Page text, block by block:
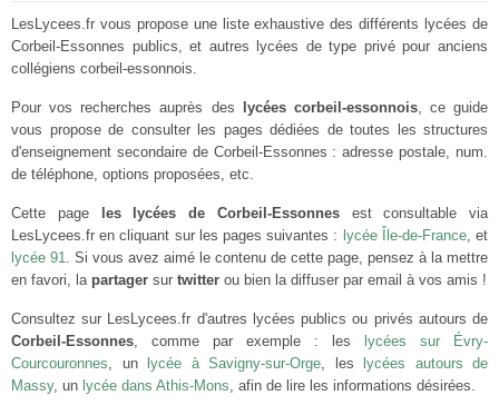
LesLycees.fr vous propose une liste exhaustive des différents lycées de
Corbeil-Essonnes publics, et autres lycées de type privé pour anciens
collégiens corbeil-essonnois.
Pour vos recherches auprès des lycées corbeil-essonnois, ce guide
vous propose de consulter les pages dédiées de toutes les structures
d'enseignement secondaire de Corbeil-Essonnes : adresse postale, num.
de téléphone, options proposées, etc.
Cette page les lycées de Corbeil-Essonnesest consultable via
LesLycees.fr en cliquant sur les pages suivantes : lycée Île-de-France, et
lycée 91. Si vous avez aimé le contenu de cette page, pensez à la mettre
en favori, la partager sur twitter ou bien la diffuser par email à vos amis !
Consultez sur LesLycees.fr d'autres lycées publics ou privés autours de
Corbeil-Essonnes, comme par exemple : les
lycées sur Évry-
Courcouronnes, un lycée à Savigny-sur-Orge, les
lycées autours de
Massy, un lycée dans Athis-Mons, afin de lire les informations désirées.